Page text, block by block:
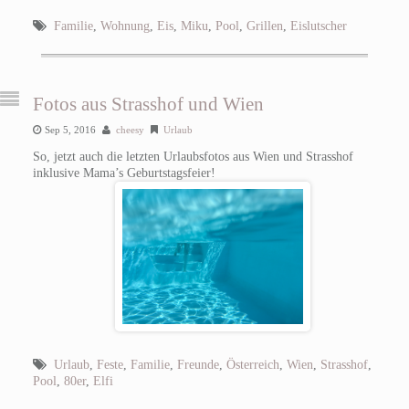
Familie, Wohnung, Eis, Miku, Pool, Grillen, Eislutscher
Fotos aus Strasshof und Wien
Sep 5, 2016 cheesy Urlaub
So, jetzt auch die letzten Urlaubsfotos aus Wien und Strasshof
inklusive Mama’s Geburtstagsfeier!
Urlaub, Feste, Familie, Freunde, Österreich Wien Strasshof,
Pool
80er, Elfi